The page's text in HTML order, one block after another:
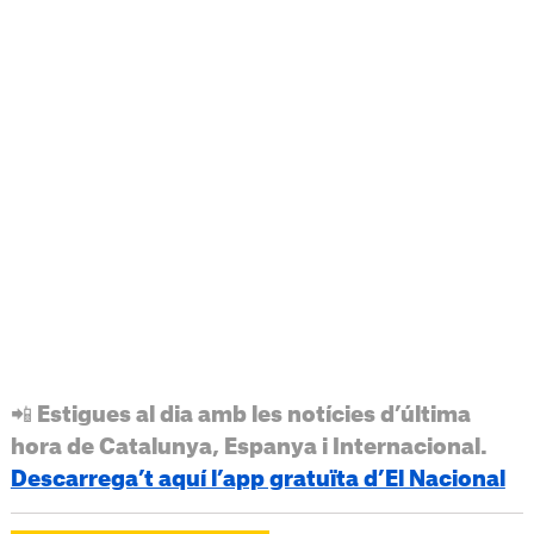
📲 Estigues al dia amb les notícies d’última
hora de Catalunya, Espanya i Internacional.
Descarrega’t aquí l’app gratuïta d’El Nacional